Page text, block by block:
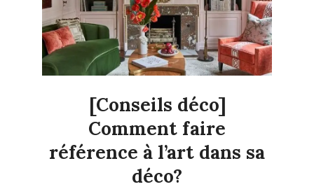
[Conseils déco]
Comment faire
référence à l’art dans sa
déco?